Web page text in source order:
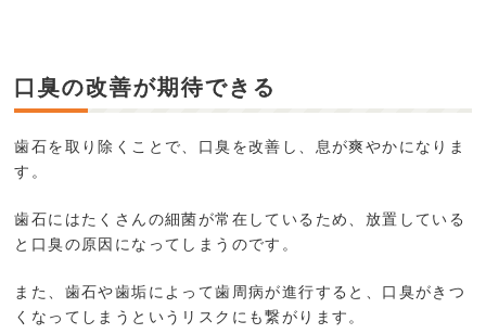
口臭の改善が期待できる
歯石を取り除くことで、口臭を改善し、息が爽やかになりま
す。
歯石にはたくさんの細菌が常在しているため、放置している
と口臭の原因になってしまうのです。
また、歯石や歯垢によって歯周病が進行すると、口臭がきつ
くなってしまうというリスクにも繋がります。